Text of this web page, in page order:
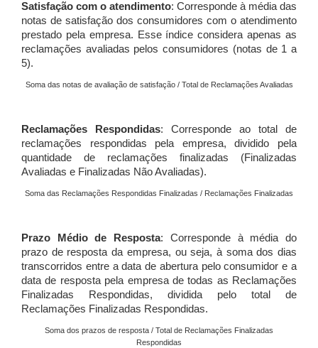
Satisfação com o atendimento: Corresponde à média das
notas de satisfação dos consumidores com o atendimento
prestado pela empresa. Esse índice considera apenas as
reclamações avaliadas pelos consumidores (notas de 1 a
5).
Soma das notas de avaliação de satisfação / Total de Reclamações Avaliadas
Reclamações Respondidas: Corresponde ao total de
reclamações respondidas pela empresa, dividido pela
quantidade de reclamações finalizadas (Finalizadas
Avaliadas e Finalizadas Não Avaliadas).
Soma das Reclamações Respondidas Finalizadas / Reclamações Finalizadas
Prazo Médio de Resposta: Corresponde à média do
prazo de resposta da empresa, ou seja, à soma dos dias
transcorridos entre a data de abertura pelo consumidor e a
data de resposta pela empresa de todas as Reclamações
Finalizadas Respondidas, dividida pelo total de
Reclamações Finalizadas Respondidas.
Soma dos prazos de resposta / Total de Reclamações Finalizadas
Respondidas